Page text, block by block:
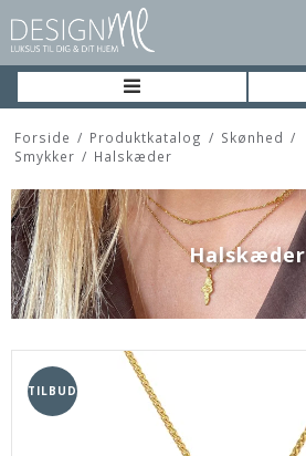
Forside / Produktkatalog / Skønhed /
Smykker / Halskæder
Halskæder
TILBUD